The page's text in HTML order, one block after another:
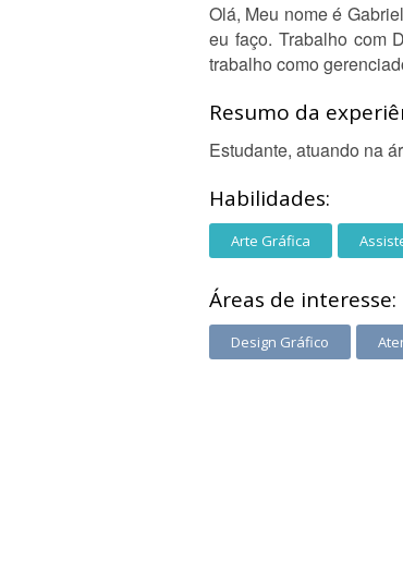
Olá, Meu nome é
eu faço. Trabalho com
trabalho como
Resumo da
Estudante, atuando na
Habilidades:
Arte Gráfica
Áreas de interesse:
Design Gráfico